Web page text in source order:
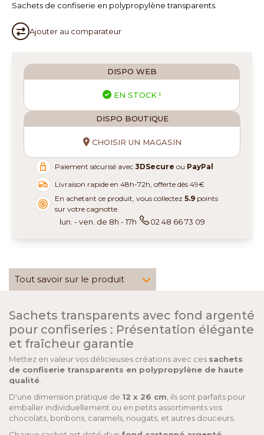
Sachets de confiserie en polypropylène transparents.
Ajouter au comparateur
DISPO WEB
EN STOCK !
DISPO BOUTIQUE
CHOISIR UN MAGASIN
Paiement sécurisé avec3DSecure ou PayPal
Livraison rapide en 48h-72h, offerte dès 49€
En achetant ce produit, vous collectez5.9 points
sur votre cagnotte.
lun. - ven. de 8h - 17h 02 48 66 73 09
Tout savoir sur le produit
Sachets transparents avec fond argenté
pour confiseries : Présentation élégante
et fraîcheur garantie
Mettez en valeur vos délicieuses créations avec ces sachets
de confiserie transparents en polypropylène de haute
qualité
D'une dimension pratique de 12 x 26 cm , ils sont parfaits pour
emballer individuellement ou en petits assortiments vos
chocolats, bonbons, caramels, nougats, et autres douceurs.